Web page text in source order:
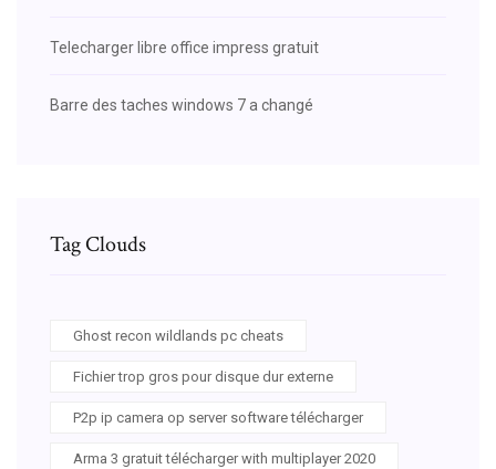
Telecharger libre office impress gratuit
Barre des taches windows 7 a changé
Tag Clouds
Ghost recon wildlands pc cheats
Fichier trop gros pour disque dur externe
P2p ip camera op server software télécharger
Arma 3 gratuit télécharger with multiplayer 2020